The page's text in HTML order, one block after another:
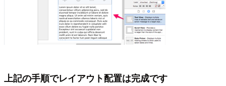
上記の手順でレイアウト配置は完成です